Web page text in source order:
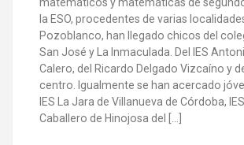
matemáticos y matemáticas de
la ESO, procedentes de varias
Pozoblanco, han llegado chicos del
San José y La Inmaculada. Del IES
Calero, del Ricardo Delgado Vizcaíno y
centro. Igualmente se han acercado
IES La Jara de Villanueva de Córdoba,
Caballero de Hinojosa del […]